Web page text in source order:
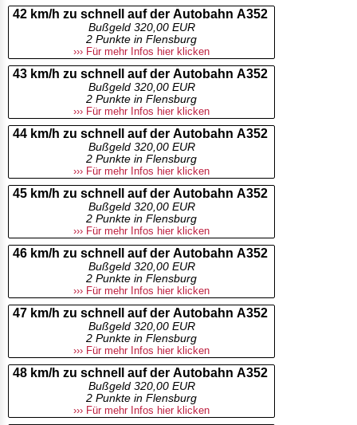
42 km/h zu schnell auf der Autobahn A352
Bußgeld 320,00 EUR
2 Punkte in Flensburg
››› Für mehr Infos hier klicken
43 km/h zu schnell auf der Autobahn A352
Bußgeld 320,00 EUR
2 Punkte in Flensburg
››› Für mehr Infos hier klicken
44 km/h zu schnell auf der Autobahn A352
Bußgeld 320,00 EUR
2 Punkte in Flensburg
››› Für mehr Infos hier klicken
45 km/h zu schnell auf der Autobahn A352
Bußgeld 320,00 EUR
2 Punkte in Flensburg
››› Für mehr Infos hier klicken
46 km/h zu schnell auf der Autobahn A352
Bußgeld 320,00 EUR
2 Punkte in Flensburg
››› Für mehr Infos hier klicken
47 km/h zu schnell auf der Autobahn A352
Bußgeld 320,00 EUR
2 Punkte in Flensburg
››› Für mehr Infos hier klicken
48 km/h zu schnell auf der Autobahn A352
Bußgeld 320,00 EUR
2 Punkte in Flensburg
››› Für mehr Infos hier klicken